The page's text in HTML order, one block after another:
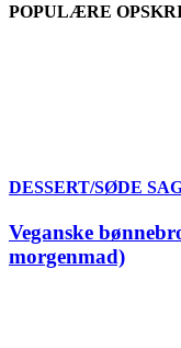
POPULÆRE
DESSERT/SØDE
Veganske
morgenmad)